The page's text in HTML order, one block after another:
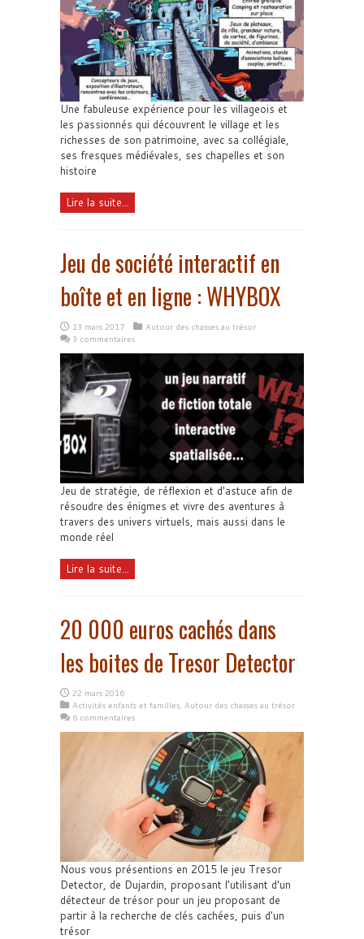
Une fabuleuse expérience pour les villageois et
les passionnés qui découvrent le village et les
richesses de son patrimoine, avec sa collégiale,
ses fresques médiévales, ses chapelles et son
histoire
Lire la suite...
Jeu de société interactif en
boîte et en ligne : WHYBOX
13 mars 2017
Autour des chasses au trésor
3 commentaires
Jeu de stratégie, de réflexion et d'astuce afin de
résoudre des énigmes et vivre des aventures à
travers des univers virtuels, mais aussi dans le
monde réel
Lire la suite...
20 000 euros cachés dans
les boites de Tresor Detector
22 mars 2016
Activités enfants et familles, Autour des chasses au trésor
6 commentaires
Nous vous présentions en 2015 le jeu Tresor
Detector, de Dujardin, proposant l'utilisant d'un
détecteur de trésor pour un jeu proposant de
partir à la recherche de clés cachées, puis d'un
trésor